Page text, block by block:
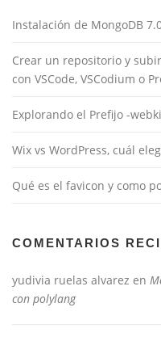
Instalación de MongoDB
Crear un repositorio y
con VSCode, VSCodium o
Explorando el Prefijo -
Wix vs WordPress, cuál
Qué es el favicon y como
COMENTARIOS
yudivia ruelas alvarez en
con polylang